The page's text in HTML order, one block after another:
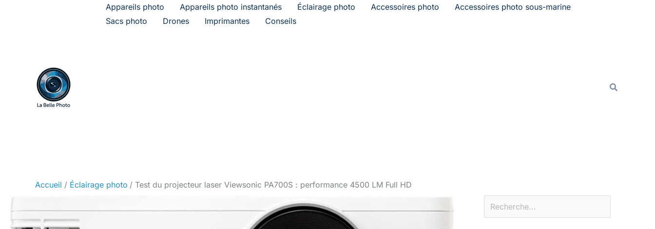
Appareils photo Appareils photo instantanés Éclairage photo Accessoires photo
Accessoires photo sous-marine
Sacs photo
Drones Imprimantes Conseils
Accueil Éclairage photo Test du projecteur laser Viewsonic PA700S : performance 4500 LM Full HD
Rechercher